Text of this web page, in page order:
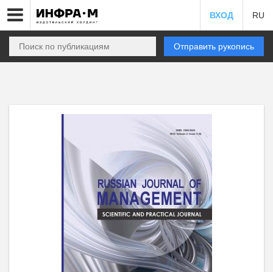
ВХОД RU
Отправить рукопись